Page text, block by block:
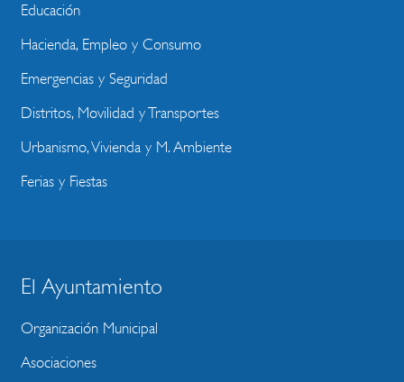
Educación
Hacienda, Empleo y Consumo
Emergencias y Seguridad
Distritos, Movilidad y Transportes
Urbanismo, Vivienda y M. Ambiente
Ferias y Fiestas
BLOQUE
MENU
WEBSITE
El Ayuntamiento
Organización Municipal
Asociaciones